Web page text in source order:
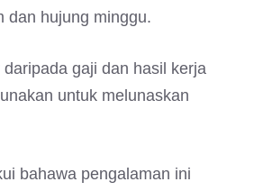
dan hujung minggu.
gaji dan hasil kerja
untuk melunaskan
bahawa pengalaman ini